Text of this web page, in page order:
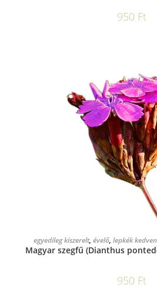
950 Ft
KOSÁRBA
egyedileg kiszerelt, évelő, lepkék
Magyar szegfű (Dianthus
950 Ft